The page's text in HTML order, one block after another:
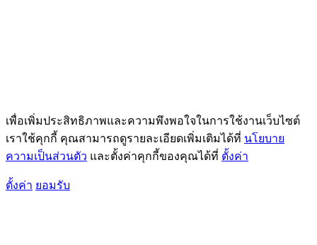
เพื่อเพิ่มประสิทธิภาพและความพึงพอใจในการใช้งานเว็บไซต์
เราใช้คุกกี้ คุณสามารถดูรายละเอียดเพิ่มเติมได้ที่ นโยบาย
ความเป็นส่วนตัว และตั้งค่าคุกกี้ของคุณได้ที่ ตั้งค่า
ตั้งค่า ยอมรับ